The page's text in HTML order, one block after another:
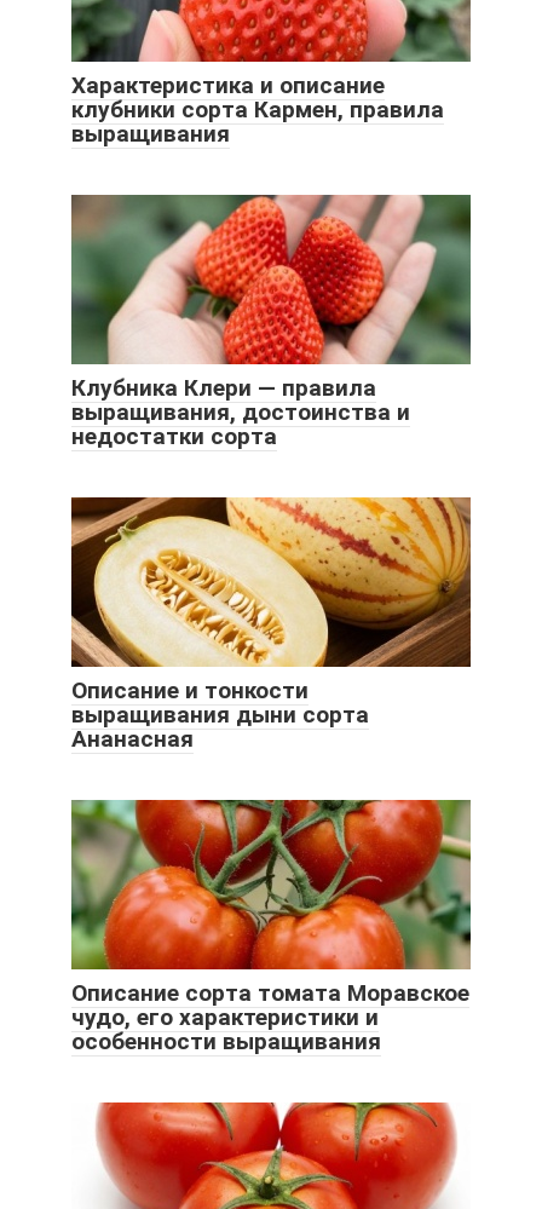
Характеристика и описание
клубники сорта Кармен, правила
выращивания
Клубника Клери — правила
выращивания, достоинства и
недостатки сорта
Описание и тонкости
выращивания дыни сорта
Ананасная
Описание сорта томата Моравское
чудо, его характеристики и
особенности выращивания